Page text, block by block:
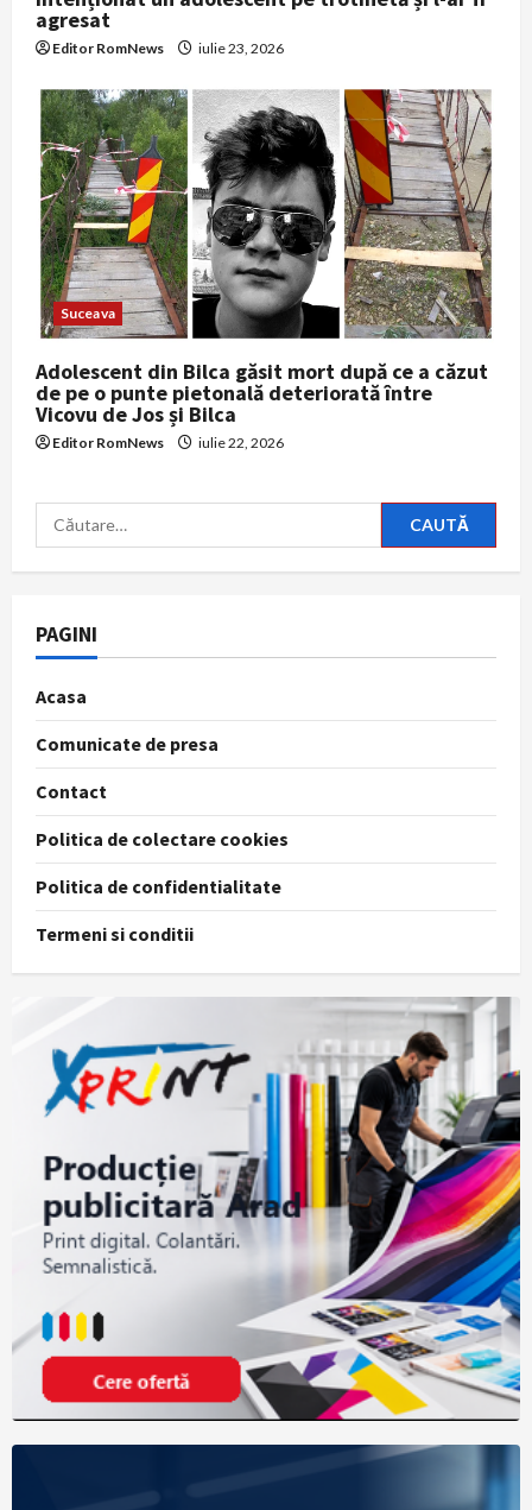
agresat
Editor RomNews iulie 23, 2026
Suceava
Adolescent din Bilca găsit mort după ce a căzut
de pe o punte pietonală deteriorată între
Vicovu de Jos și Bilca
Editor RomNews iulie 22, 2026
Caută
după:
PAGINI
Acasa
Comunicate de presa
Contact
Politica de colectare cookies
Politica de confidentialitate
Termeni si conditii